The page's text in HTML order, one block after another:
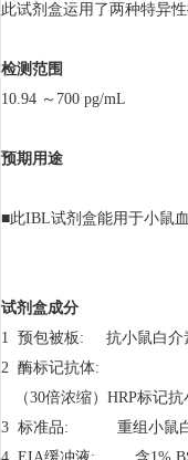
此试剂盒运用了两种特异
检测范围
10.94 ～700 pg/mL
预期用途
■此IBL试剂盒能用于小鼠
试剂盒成分
1 预包被板: 抗小鼠
2 酶标记抗体:
（30倍浓缩）HRP标记
3 标准品: 重组